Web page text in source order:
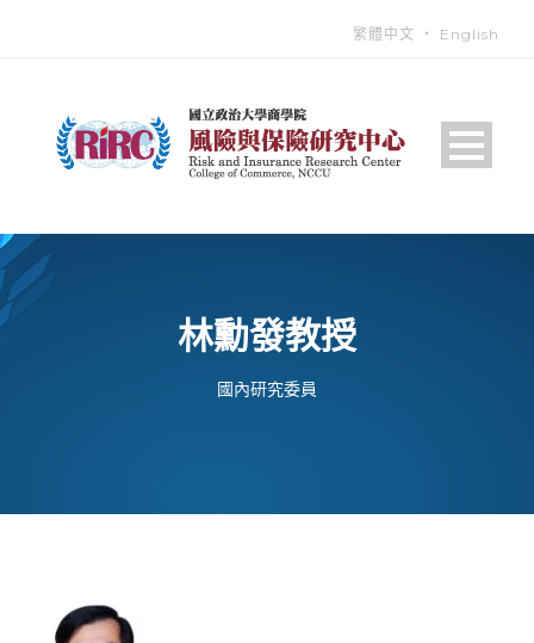
繁體中文 ‧ English
林勳發教授
國內研究委員